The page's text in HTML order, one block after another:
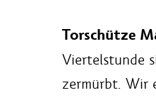
Torschütze
Viertelstunde
zermürbt. Wir